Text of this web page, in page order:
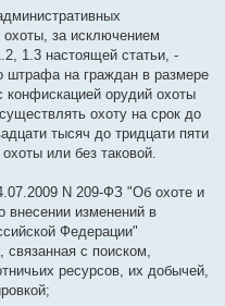
за исключением
1.3 настоящей статьи, -
штрафа на граждан в размере
конфискацией орудий охоты
охоту на срок до
тысяч до тридцати пяти
или без таковой.
N 209-ФЗ "Об охоте и
внесении изменений в
Федерации"
связанная с поиском,
ресурсов, их добычей,